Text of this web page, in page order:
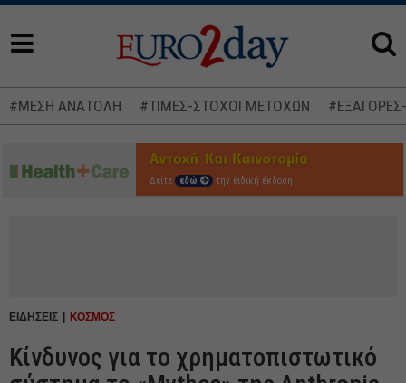
#ΜΕΣΗ ΑΝΑΤΟΛΗ #ΤΙΜΕΣ-ΣΤΟΧΟΙ ΜΕΤΟΧΩΝ
Δείτε εδώ την ειδική έκδοση
ΕΙΔΗΣΕΙΣ ΚΟΣΜΟΣ
Κίνδυνος για το χρηματοπιστωτικό